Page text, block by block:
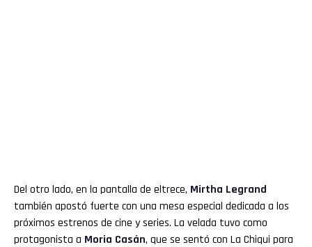
Del otro lado, en la pantalla de eltrece, Mirtha Legrand
también apostó fuerte con una mesa especial dedicada a los
próximos estrenos de cine y series. La velada tuvo como
protagonista a Moria Casán, que se sentó con La Chiqui para